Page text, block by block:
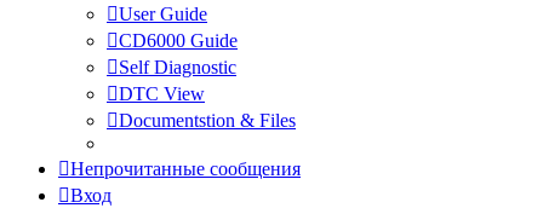
User Guide
CD6000 Guide
Self Diagnostic
DTC View
Documentstion & Files
Непрочитанные сообщения
Вход